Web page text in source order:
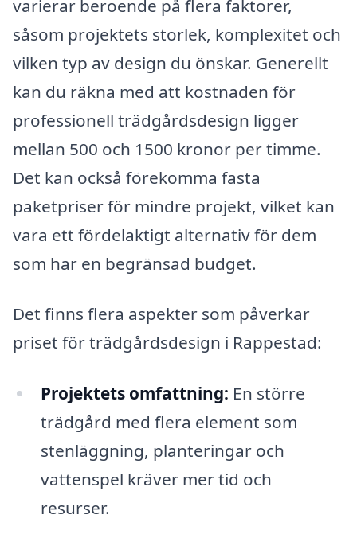
varierar beroende på flera faktorer,
såsom projektets storlek, komplexitet och
vilken typ av design du önskar. Generellt
kan du räkna med att kostnaden för
professionell trädgårdsdesign ligger
mellan 500 och 1500 kronor per timme.
Det kan också förekomma fasta
paketpriser för mindre projekt, vilket kan
vara ett fördelaktigt alternativ för dem
som har en begränsad budget.
Det finns flera aspekter som påverkar
priset för trädgårdsdesign i Rappestad:
Projektets omfattning: En större
trädgård med flera element som
stenläggning, planteringar och
vattenspel kräver mer tid och
resurser.